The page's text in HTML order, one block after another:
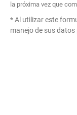
la próxima vez que
* Al utilizar este
manejo de sus